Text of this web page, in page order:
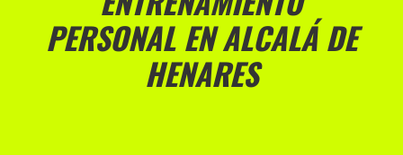
PERSONAL EN ALCALÁ DE
HENARES